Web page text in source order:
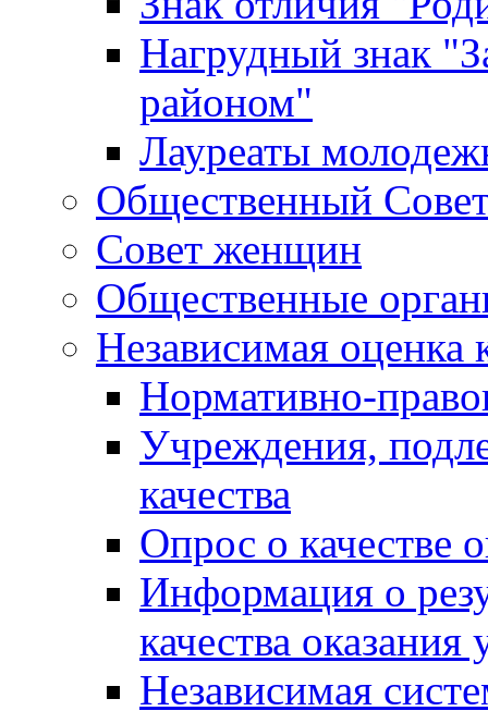
Нагрудный знак
районом"
Лауреаты
Общественный
Совет женщин
Общественные
Независимая оценка
Нормативно-
Учреждения,
качества
Опрос о качестве
Информация о
качества оказания
Независимая